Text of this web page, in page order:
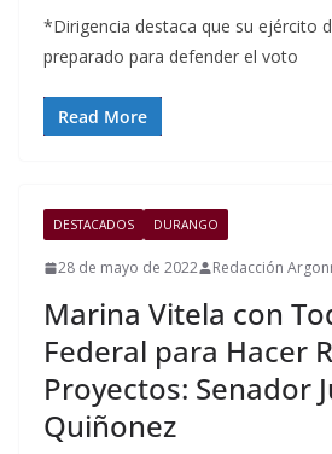
*Dirigencia destaca que su ejército
preparado para defender el voto
Read More
DESTACADOS DURANGO
28 de mayo de 2022 Redacción
Marina Vitela con
Federal para Hacer
Proyectos: Senador
Quiñonez